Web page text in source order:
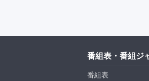
番組表・番組ジ
番組表